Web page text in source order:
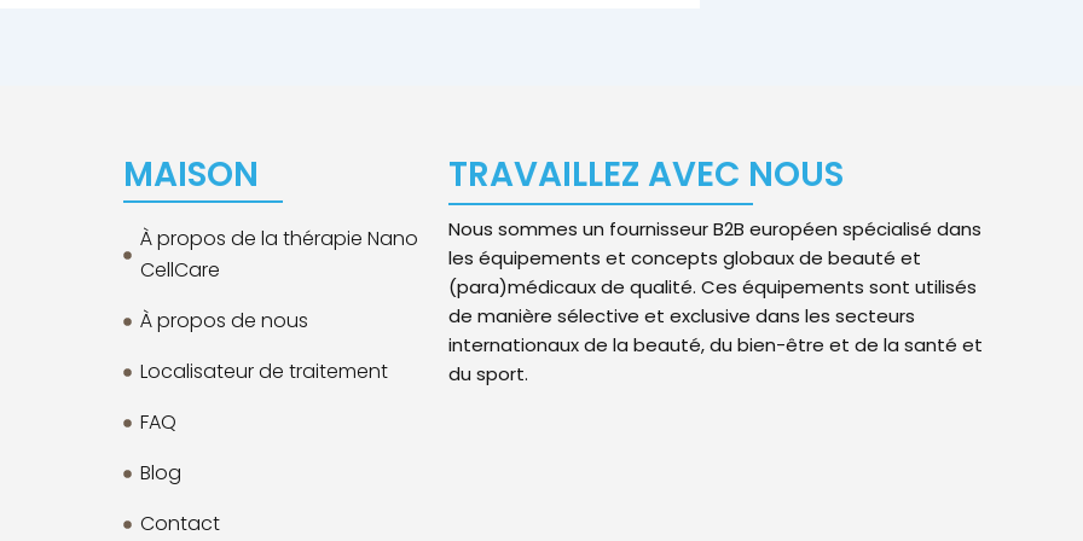
MAISON
À propos de la thérapie Nano
CellCare
À propos de nous
Localisateur de traitement
FAQ
Blog
Contact
TRAVAILLEZ AVEC NOUS
Nous sommes un fournisseur B2B européen spécialisé dans
les équipements et concepts globaux de beauté et
(para)médicaux de qualité. Ces équipements sont utilisés
de manière sélective et exclusive dans les secteurs
internationaux de la beauté, du bien-être et de la santé et
du sport.